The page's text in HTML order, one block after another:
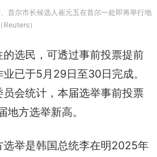
首尔市长候选人崔元五在首尔一处即将举行地
）
选民，可透过事前投票提前
已于5月29日至30日完成。
会统计，本届选举事前投票
地方选举新高。
举是韩国总统李在明2025年